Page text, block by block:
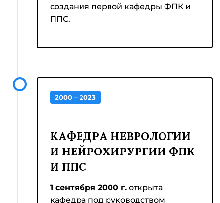
создания первой кафедры ФПК и
ППС.
2000 – 2023
КАФЕДРА НЕВРОЛОГИИ
И НЕЙРОХИРУРГИИ ФПК
И ППС
1 сентября 2000 г. открыта
кафедра под руководством